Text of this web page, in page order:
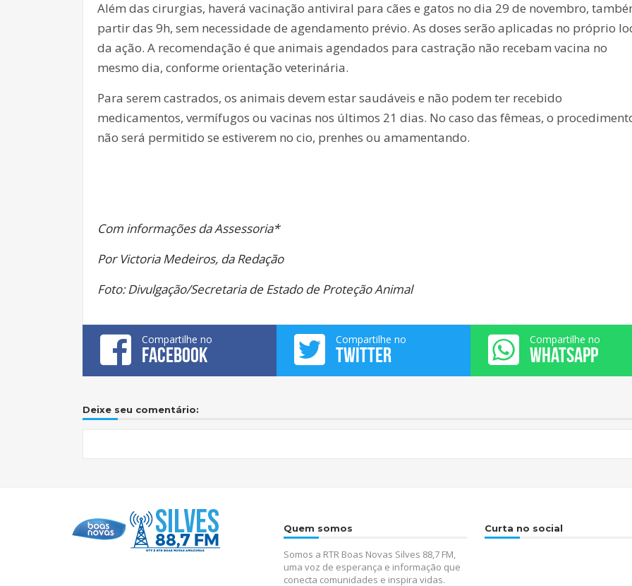
Além das cirurgias, haverá vacinação antiviral para cães e gatos no dia 29 de novembro,
partir das 9h, sem necessidade de agendamento prévio. As doses serão aplicadas no próprio
da ação. A recomendação é que animais agendados para castração não recebam vacina no
mesmo dia, conforme orientação veterinária.
Para serem castrados, os animais devem estar saudáveis e não podem ter recebido
medicamentos, vermífugos ou vacinas nos últimos 21 dias. No caso das fêmeas, o
não será permitido se estiverem no cio, prenhes ou amamentando.
Com informações da Assessoria*
Por Victoria Medeiros, da Redação
Foto: Divulgação/Secretaria de Estado de Proteção Animal
Compartilhe no
FACEBOOK
Compartilhe no
TWITTER
Compartilhe no
WHATSAPP
Deixe seu comentário:
Quem somos
Somos a RTR Boas Novas Silves 88,7 FM,
uma voz de esperança e informação que
conecta comunidades e inspira vidas.
Curta no social